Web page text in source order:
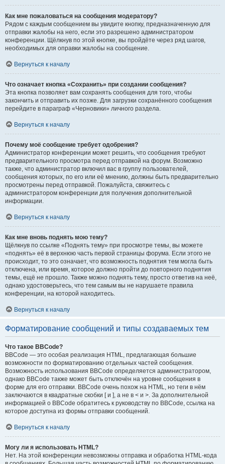
Как мне пожаловаться на сообщения модератору?
Рядом с каждым сообщением вы увидите кнопку, предназначенную для
отправки жалобы на него, если это разрешено администратором
конференции. Щёлкнув по этой кнопке, вы пройдёте через ряд шагов,
необходимых для оправки жалобы на сообщение.
Вернуться к началу
Что означает кнопка «Сохранить» при создании сообщения?
Эта кнопка позволяет вам сохранять сообщения для того, чтобы
закончить и отправить их позже. Для загрузки сохранённого сообщения
перейдите в параграф «Черновики» личного раздела.
Вернуться к началу
Почему моё сообщение требует одобрения?
Администратор конференции может решить, что сообщения требуют
предварительного просмотра перед отправкой на форум. Возможно
также, что администратор включил вас в группу пользователей,
сообщения которых, по его или её мнению, должны быть предварительно
просмотрены перед отправкой. Пожалуйста, свяжитесь с
администратором конференции для получения дополнительной
информации.
Вернуться к началу
Как мне вновь поднять мою тему?
Щёлкнув по ссылке «Поднять тему» при просмотре темы, вы можете
«поднять» её в верхнюю часть первой страницы форума. Если этого не
происходит, то это означает, что возможность поднятия тем могла быть
отключена, или время, которое должно пройти до повторного поднятия
темы, ещё не прошло. Также можно поднять тему, просто ответив на неё,
однако удостоверьтесь, что тем самым вы не нарушаете правила
конференции, на которой находитесь.
Вернуться к началу
Форматирование сообщений и типы создаваемых тем
Что такое BBCode?
BBCode — это особая реализация HTML, предлагающая большие
возможности по форматированию отдельных частей сообщения.
Возможность использования BBCode определяется администратором,
однако BBCode также может быть отключён на уровне сообщения в
форме для его отправки. BBCode очень похож на HTML, но теги в нём
заключаются в квадратные скобки [ и ], а не в < и >. За дополнительной
информацией о BBCode обратитесь к руководству по BBCode, ссылка на
которое доступна из формы отправки сообщений.
Вернуться к началу
Могу ли я использовать HTML?
Нет. На этой конференции невозможны отправка и обработка HTML-кода